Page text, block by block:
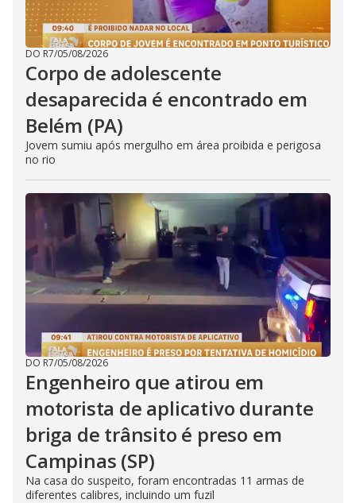
DO R7/05/08/2026
Corpo de adolescente
desaparecida é encontrado em
Belém (PA)
Jovem sumiu após mergulho em área proibida e perigosa
no rio
DO R7/05/08/2026
Engenheiro que atirou em
motorista de aplicativo durante
briga de trânsito é preso em
Campinas (SP)
Na casa do suspeito, foram encontradas 11 armas de
diferentes calibres, incluindo um fuzil